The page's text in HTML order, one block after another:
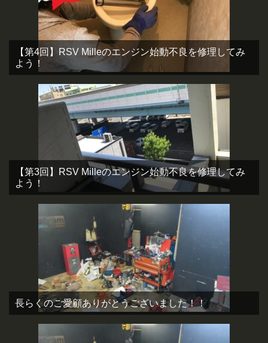
【第4回】RSV Milleのエンジン始動不良を修理してみ
よう！
【第3回】RSV Milleのエンジン始動不良を修理してみ
よう！
長らくのご愛顧ありがとうございました！！